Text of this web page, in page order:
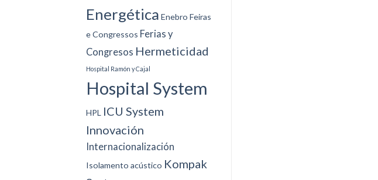
Energética Enebro Feiras
e Congressos Ferias y
Congresos Hermeticidad
Hospital Ramón y Cajal
Hospital System
HPL ICU System
Innovación
Internacionalización
Isolamento acústico Kompak